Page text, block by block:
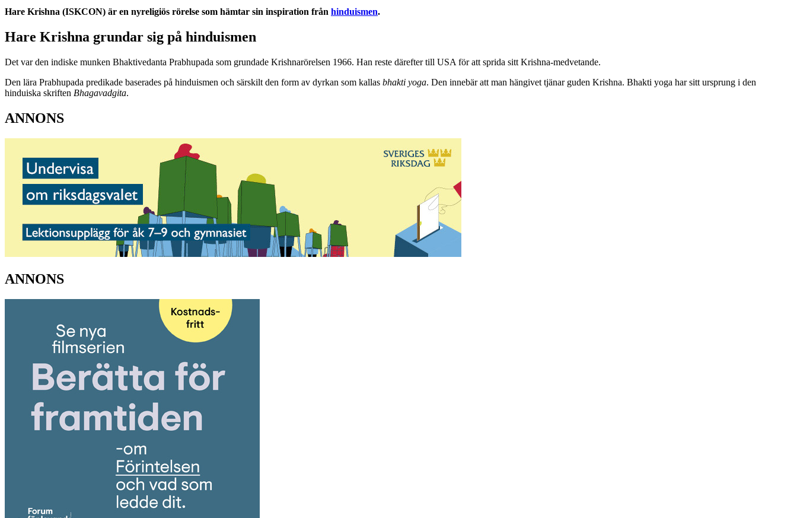
Hare Krishna (ISKCON) är en nyreligiös rörelse som hämtar sin inspiration från hinduismen.
Hare Krishna grundar sig på hinduismen
Det var den indiske munken Bhaktivedanta Prabhupada som grundade Krishnarörelsen 1966. Han reste därefter till USA för att sprida sitt Krishna-medvetande.
Den lära Prabhupada predikade baserades på hinduismen och särskilt den form av dyrkan som kallas bhakti yoga. Den innebär att man hängivet tjänar guden Krishna. Bhakti yoga har sitt ursprung i den
hinduiska skriften Bhagavadgita.
ANNONS
ANNONS